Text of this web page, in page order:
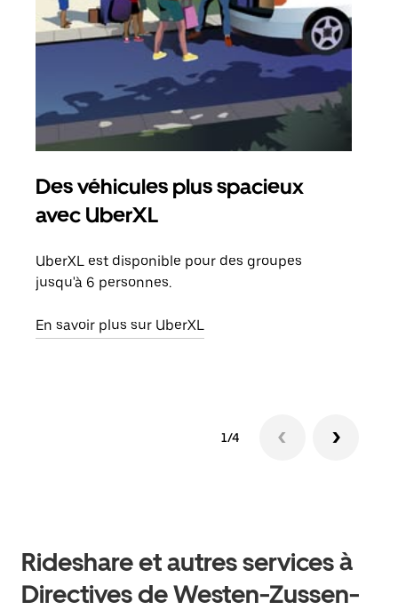
Des véhicules plus spacieux
avec UberXL
UberXL est disponible pour des groupes
jusqu'à 6 personnes.
En savoir plus sur UberXL
1/4
Rideshare et autres services à
Directives de Westen-Zussen-